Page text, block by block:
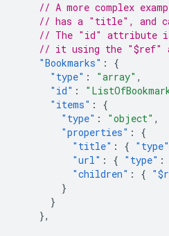
// A more complex
// has a "title", and
// The "id" attribute is
// it using the "$ref"
"Bookmarks" :
{
"type" : "array" ,
"id" :
"items" :
{
"type" : "object" ,
"properties" :
{
"title" : { "type"
"url" : { "type" :
"children" : {
}
}
},